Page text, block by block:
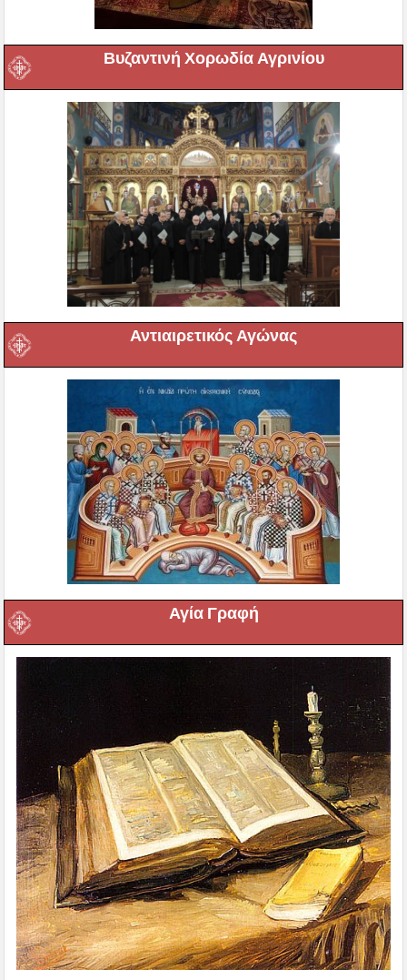
Βυζαντινή Χορωδία Αγρινίου
Αντιαιρετικός Αγώνας
Αγία Γραφή